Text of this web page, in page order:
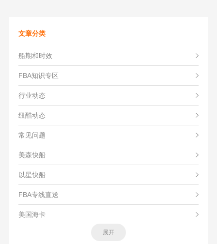
文章分类
船期和时效
FBA知识专区
行业动态
纽酷动态
常见问题
美森快船
以星快船
FBA专线直送
美国海卡
展开